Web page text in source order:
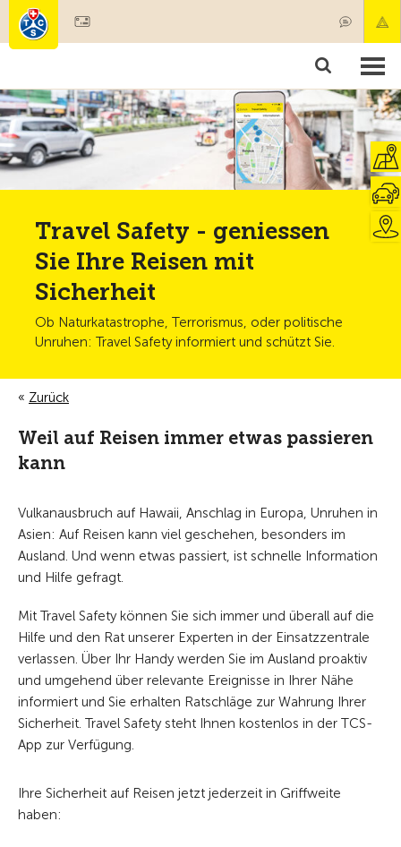
Mitgliedschaft & Leistungen
Test, Sicherheit & Gesundheit
Travel Safety - geniessen
Sie Ihre Reisen mit
Sicherheit
Ob Naturkatastrophe, Terrorismus, oder politische
Unruhen: Travel Safety informiert und schützt Sie.
Zurück
Weil auf Reisen immer etwas passieren
kann
Vulkanausbruch auf Hawaii, Anschlag in Europa, Unruhen in
Asien: Auf Reisen kann viel geschehen, besonders im
Ausland. Und wenn etwas passiert, ist schnelle Information
und Hilfe gefragt.
Mit Travel Safety können Sie sich immer und überall auf die
Hilfe und den Rat unserer Experten in der Einsatzzentrale
verlassen. Über Ihr Handy werden Sie im Ausland proaktiv
und umgehend über relevante Ereignisse in Ihrer Nähe
informiert und Sie erhalten Ratschläge zur Wahrung Ihrer
Sicherheit. Travel Safety steht Ihnen kostenlos in der TCS-
App zur Verfügung.
Ihre Sicherheit auf Reisen jetzt jederzeit in Griffweite
haben: